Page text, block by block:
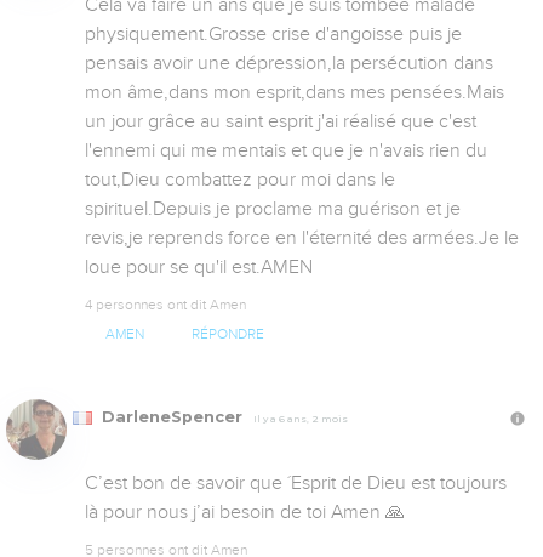
physiquement.Grosse crise d'angoisse puis je
pensais avoir une dépression,la persécution dans
mon âme,dans mon esprit,dans mes pensées.Mais
un jour grâce au saint esprit j'ai réalisé que c'est
l'ennemi qui me mentais et que je n'avais rien du
tout,Dieu combattez pour moi dans le
spirituel.Depuis je proclame ma guérison et je
revis,je reprends force en l'éternité des armées.Je le
loue pour se qu'il est.AMEN
4 personnes ont dit Amen
AMEN RÉPONDRE
DarleneSpencer Il y a 6 ans, 2 mois
C’est bon de savoir que ´Esprit de Dieu est toujours
là pour nous j’ai besoin de toi Amen 🙏
5 personnes ont dit Amen